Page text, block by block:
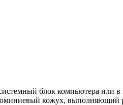
блок компьютера или в
кожух, выполняющий